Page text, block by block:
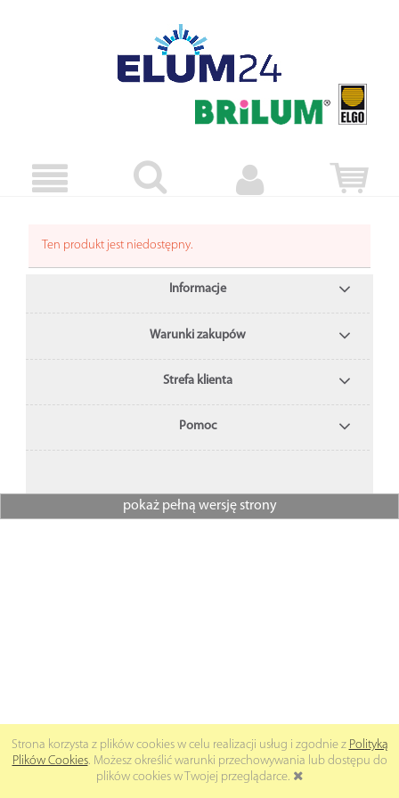
Strona korzysta z plików cookies w celu realizacji usług i zgodnie z Polityką
Plików Cookies. Możesz określić warunki przechowywania lub dostępu do
plików cookies w Twojej przeglądarce.
Ten produkt jest niedostępny.
Informacje
Warunki zakupów
Strefa klienta
Pomoc
pokaż pełną wersję strony